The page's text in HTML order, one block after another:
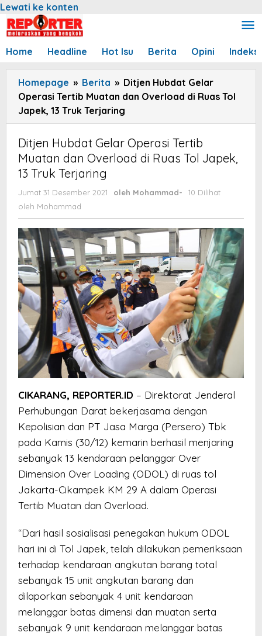
Lewati ke konten
Home Headline Hot Isu Berita Opini Indeks
Homepage » Berita » Ditjen Hubdat Gelar
Operasi Tertib Muatan dan Overload di Ruas Tol
Japek, 13 Truk Terjaring
Ditjen Hubdat Gelar Operasi Tertib
Muatan dan Overload di Ruas Tol Japek,
13 Truk Terjaring
Jumat 31 Desember 2021 oleh Mohammad-
10 Dilihat
oleh Mohammad
CIKARANG, REPORTER.ID – Direktorat Jenderal
Perhubungan Darat bekerjasama dengan
Kepolisian dan PT Jasa Marga (Persero) Tbk
pada Kamis (30/12) kemarin berhasil menjaring
sebanyak 13 kendaraan pelanggar Over
Dimension Over Loading (ODOL) di ruas tol
Jakarta-Cikampek KM 29 A dalam Operasi
Tertib Muatan dan Overload.
“Dari hasil sosialisasi penegakan hukum ODOL
hari ini di Tol Japek, telah dilakukan pemeriksaan
terhadap kendaraan angkutan barang total
sebanyak 15 unit angkutan barang dan
dilaporkan sebanyak 4 unit kendaraan
melanggar batas dimensi dan muatan serta
sebanyak 9 unit kendaraan melanggar batas